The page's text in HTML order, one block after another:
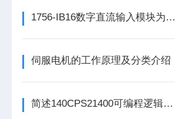
1756-IB16数字直流输入模块为整个自动化系统提供精准的数据支撑
伺服电机的工作原理及分类介绍
简述140CPS21400可编程逻辑控制器主要组成部分的功能特点